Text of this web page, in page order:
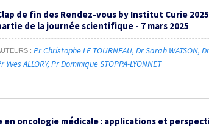
de fin des Rendez-vous by Institut Curie
de la journée scientifique - 7 mars 2025
Pr Christophe LE TOURNEAU Dr Sarah WATSON
Yves ALLORY Pr Dominique STOPPA-LYONNET
oncologie médicale : applications et